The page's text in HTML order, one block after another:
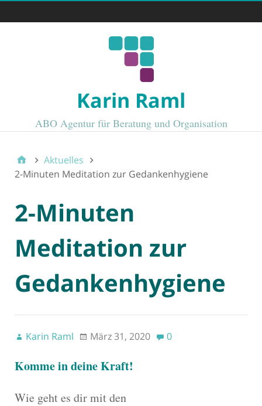
Karin Raml
ABO Agentur für Beratung und Organisation
Aktuelles
2-Minuten Meditation zur Gedankenhygiene
2-Minuten
Meditation zur
Gedankenhygiene
Karin Raml März 31, 2020 0
Komme in deine Kraft!
Wie geht es dir mit den